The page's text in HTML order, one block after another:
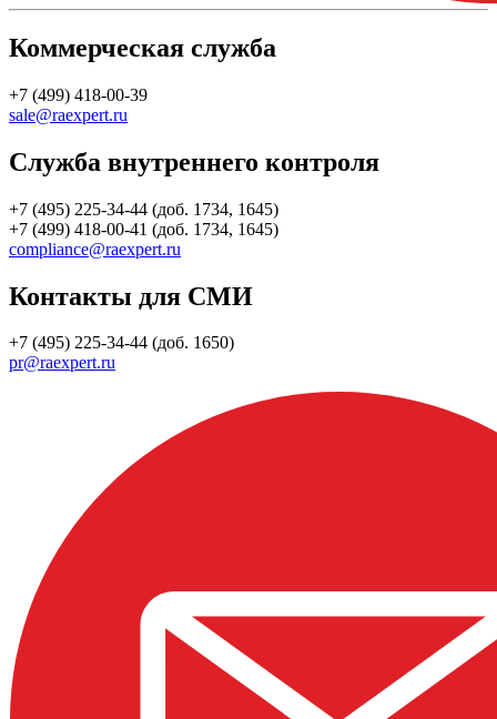
Коммерческая служба
+7 (499) 418-00-39
sale@raexpert.ru
Служба внутреннего контроля
+7 (495) 225-34-44 (доб. 1734, 1645)
+7 (499) 418-00-41 (доб. 1734, 1645)
compliance@raexpert.ru
Контакты для СМИ
+7 (495) 225-34-44 (доб. 1650)
pr@raexpert.ru